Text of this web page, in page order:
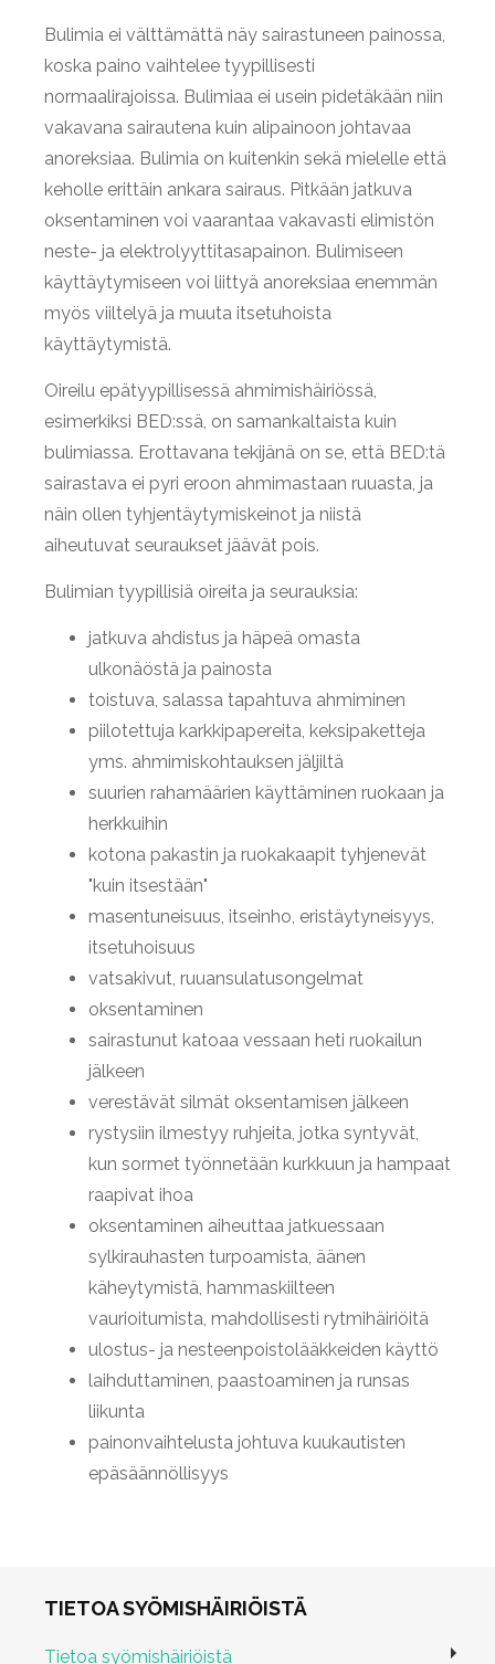
Bulimia ei välttämättä näy sairastuneen painossa,
koska paino vaihtelee tyypillisesti
normaalirajoissa. Bulimiaa ei usein pidetäkään niin
vakavana sairautena kuin alipainoon johtavaa
anoreksiaa. Bulimia on kuitenkin sekä mielelle että
keholle erittäin ankara sairaus. Pitkään jatkuva
oksentaminen voi vaarantaa vakavasti elimistön
neste- ja elektrolyyttitasapainon. Bulimiseen
käyttäytymiseen voi liittyä anoreksiaa enemmän
myös viiltelyä ja muuta itsetuhoista
käyttäytymistä.
Oireilu epätyypillisessä ahmimishäiriössä,
esimerkiksi BED:ssä, on samankaltaista kuin
bulimiassa. Erottavana tekijänä on se, että BED:tä
sairastava ei pyri eroon ahmimastaan ruuasta, ja
näin ollen tyhjentäytymiskeinot ja niistä
aiheutuvat seuraukset jäävät pois.
Bulimian tyypillisiä oireita ja seurauksia:
jatkuva ahdistus ja häpeä omasta
ulkonäöstä ja painosta
toistuva, salassa tapahtuva ahmiminen
piilotettuja karkkipapereita, keksipaketteja
yms. ahmimiskohtauksen jäljiltä
suurien rahamäärien käyttäminen ruokaan ja
herkkuihin
kotona pakastin ja ruokakaapit tyhjenevät
"kuin itsestään"
masentuneisuus, itseinho, eristäytyneisyys,
itsetuhoisuus
vatsakivut, ruuansulatusongelmat
oksentaminen
sairastunut katoaa vessaan heti ruokailun
jälkeen
verestävät silmät oksentamisen jälkeen
rystysiin ilmestyy ruhjeita, jotka syntyvät,
kun sormet työnnetään kurkkuun ja hampaat
raapivat ihoa
oksentaminen aiheuttaa jatkuessaan
sylkirauhasten turpoamista, äänen
käheytymistä, hammaskiilteen
vaurioitumista, mahdollisesti rytmihäiriöitä
ulostus- ja nesteenpoistolääkkeiden käyttö
laihduttaminen, paastoaminen ja runsas
liikunta
painonvaihtelusta johtuva kuukautisten
epäsäännöllisyys
TIETOA SYÖMISHÄIRIÖISTÄ
Tietoa syömishäiriöistä